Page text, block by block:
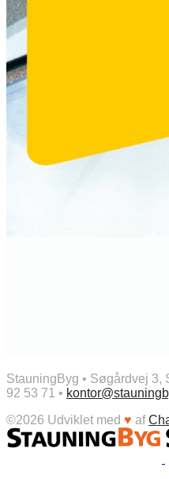
StauningByg • Søgårdvej 3,
92 53 71 •
©2026 Udviklet med ♥ af